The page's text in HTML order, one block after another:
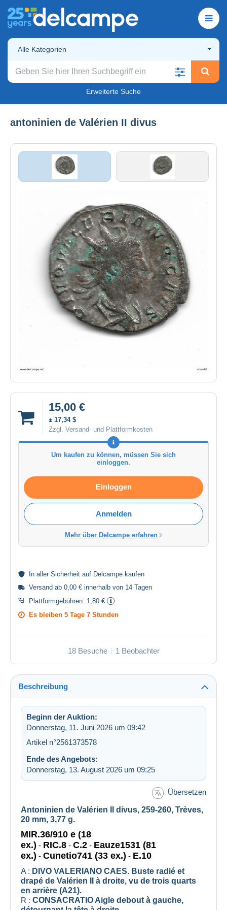
Alle Kategorien
Erweiterte Suche
antoninien de Valérien II divus
15,00 €
± 17,34 $
Zzgl. Versand- und Plattformkosten
Um kaufen zu können, müssen Sie sich
einloggen.
Einloggen
Anmelden
Mehr über Delcampe erfahren
In aller Sicherheit auf Delcampe kaufen
Versand ab 0,00 € innerhalb von 14 Tagen
Plattformgebühren: 1,80 €
Es bleiben 5 Tage 7 Stunden
18 Besuche 1 Beobachter
Beschreibung
Beginn der Auktion:
Donnerstag, 11. Juni 2026 um 09:42
Artikel n°2561373578
Ende des Angebots:
Donnerstag, 13. August 2026 um 09:25
Übersetzen
Antoninien de Valérien II divus, 259-260, Trèves,
20 mm, 3,77 g.
MIR.36/910 e (18
ex.) - RIC.8 - C.2 - Eauze1531 (81
ex.) - Cunetio741 (33 ex.) - E.10
A : DIVO VALERIANO CAES. Buste radié et
drapé de Valérien II à droite, vu de trois quarts
en arrière (A21).
R : CONSACRATIO Aigle debout à gauche,